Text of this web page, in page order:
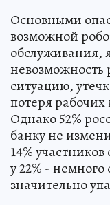
Основными
возможной
обслуживания,
ситуацию,
потеря
Однако 52%
банку не
14%
у 22% -
значительно